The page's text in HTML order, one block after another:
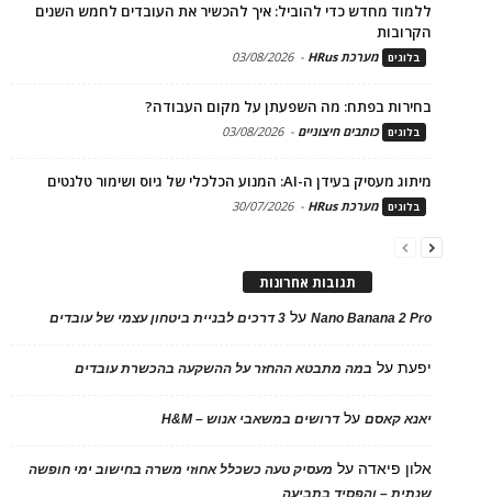
ללמוד מחדש כדי להוביל: איך להכשיר את העובדים לחמש השנים
הקרובות
בלוגים מערכת HRus -
03/08/2026
בחירות בפתח: מה השפעתן על מקום העבודה?
בלוגים כותבים חיצוניים -
03/08/2026
מיתוג מעסיק בעידן ה-AI: המנוע הכלכלי של גיוס ושימור טלנטים
בלוגים מערכת HRus -
30/07/2026
תגובות אחרונות
Nano Banana 2 Proעל 3 דרכים לבניית ביטחון עצמי של עובדים
יפעתעל במה מתבטא ההחזר על ההשקעה בהכשרת עובדים
יאנא קאסםעלדרושים במשאבי אנוש – H&M
אלון פיאדה על מעסיק טעה כשכלל אחוזי משרה בחישוב ימי חופשה